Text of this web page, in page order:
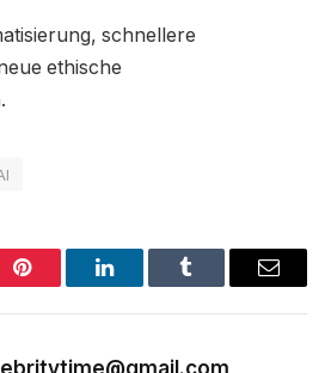
schnellere
ethische
Pinterest LinkedInTumblr Email